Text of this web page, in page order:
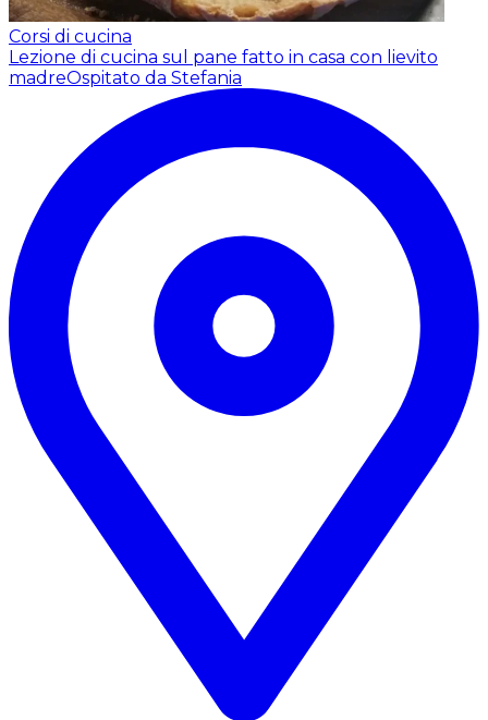
Corsi di cucina
Lezione di cucina sul pane fatto in casa con lievito
madreOspitato da Stefania